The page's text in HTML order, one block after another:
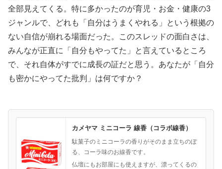
全部見えてくる。特に多かったのが育児・お金・健康の3
ジャンルで、どれも「自分はうまくやれる」という根拠の
ない自信が崩れる場面だった。このスレッドの面白さは、
みんなが正直に「自分もやってた」と言えているところ
で、それ自体がすでに成長の証だと思う。あなたが「自分
も密かにやってた批判」は何ですか？
カメヤマ ミニコーラ 線香（コラボ線香）
駄菓子のミニコーラの香りがそのまま立ちのぼ
る、コーラ味のお線香です。
仏壇にもお部屋にも使えますが、漂ってくるの